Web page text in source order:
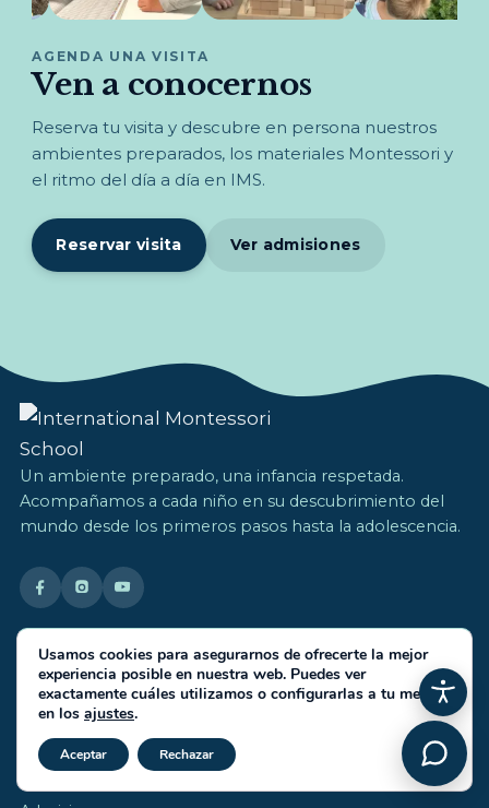
AGENDA UNA VISITA
Ven a conocernos
Reserva tu visita y descubre en persona nuestros
ambientes preparados, los materiales Montessori y
el ritmo del día a día en IMS.
Reservar visita Ver admisiones
Un ambiente preparado, una infancia respetada.
Acompañamos a cada niño en su descubrimiento del
mundo desde los primeros pasos hasta la adolescencia.
Explorar
Nuestra Filosofía
IMS Team
Usamos cookies para asegurarnos de ofrecerte la mejor
experiencia posible en nuestra web. Puedes ver
exactamente cuáles utilizamos o configurarlas a tu medida
en los ajustes.
Aceptar Rechazar Cerrar el banner de cookies